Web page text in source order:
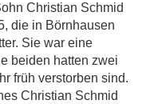
Christian Schmid
die in Börnhausen
Sie war eine
beiden hatten zwei
früh verstorben sind.
Christian Schmid